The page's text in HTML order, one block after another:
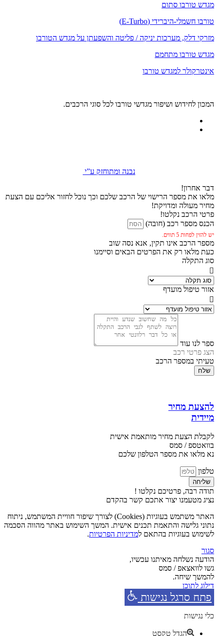
מגדש טורבו סתום
טורבו חשמלי-היברידי (E-Turbo)
מזרקי דלק, מערכות יניקה / פליטה והשפעתן על מגדש הטורבו
מגדש טורבו מתחמם
אינטרקולר למגדש טורבו
המכון לחידוש ושיפור מגדשי טורבו לכל סוגי הרכבים.
נבנה ומתוחזק ע”י
דבר אחרון!
מלאו את מספר הרישוי של הרכב שלכם וכך נוכל לחזור אליכם עם הצעת
מחיר מעולה ומדויקת!
פרטי הרכב נקלטו!
הכנס מספר רכב (חובה)
יש להזין לפחות 5 תווים.
מספר הרכב אינו תקין, אנא נסה שוב
כעת מלאו רק את הפרטים הבאים וסיימנו
סוג התקלה
אזור טיפול מועדף
ספר לנו עוד
הצג פרטי רכב
טעיתי במספר הרכב
שלח
להצעת מחיר
מיידית
לקבלת הצעת מחיר מותאמת אישית
בוואטספ / סמס
נא מלאו את מספר הטלפון שלכם
טלפון
שליחה
תודה רבה, פרטיכם נקלטו !
נציג מטעמנו יצור אתכם קשר בהקדם
האתר משתמש בעוגיות (Cookies) לצורך שיפור חוויית המשתמש, ניתוח
נתוני גלישה והתאמת תכנים אישית. המשך השימוש באתר מהווה הסכמה
לשימוש בעוגיות בהתאם למדיניות הפרטיות.
סגור
הודעה נשלחה מאיתנו עכשיו,
גשו לוואצאפ / סמס
להמשך שיחה.
דילוג לתוכן
פתח סרגל נגישות
כלי נגישות
הגדל טקסט